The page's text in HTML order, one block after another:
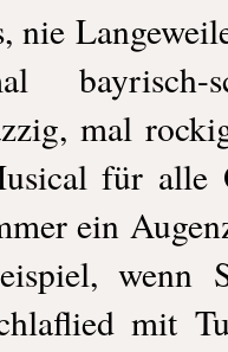
nie
bayrisch-
mal
für alle
ein
wenn
mit